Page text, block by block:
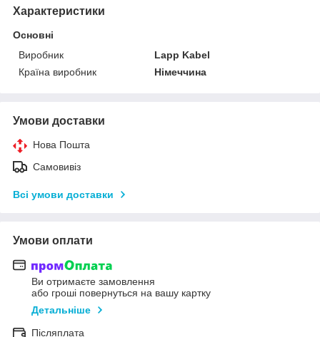
Характеристики
Основні
Виробник
Lapp Kabel
Країна виробник
Німеччина
Умови доставки
Нова Пошта
Самовивіз
Всі умови доставки
Умови оплати
Ви отримаєте замовлення
або гроші повернуться на вашу картку
Детальніше
Післяплата